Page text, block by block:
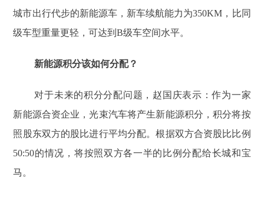
城市出行代步的新能源车，新车续航能力为350KM，比同
级车型重量更轻，可达到B级车空间水平。
新能源积分该如何分配？
对于未来的积分分配问题，赵国庆表示：作为一家
新能源合资企业，光束汽车将产生新能源积分，积分将按
照股东双方的股比进行平均分配。根据双方合资股比比例
50:50的情况，将按照双方各一半的比例分配给长城和宝
马。